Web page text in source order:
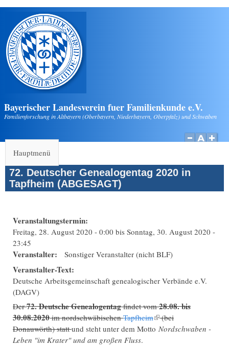
Direkt zum Inhalt
Bayerischer Landesverein fuer Familienkunde e.V.
Familienforschung in Altbayern (Oberbayern, Niederbayern, Oberpfalz) und Schwaben
Hauptmenü
72. Deutscher Genealogentag 2020 in
Tapfheim (ABGESAGT)
Veranstaltungstermin:
Freitag, 28. August 2020 - 0:00 bis Sonntag, 30. August 2020 -
23:45
Veranstalter: Sonstiger Veranstalter (nicht BLF)
Veranstalter-Text:
Deutsche Arbeitsgemeinschaft genealogischer Verbände e.V.
(DAGV)
Der72. Deutsche Genealogentagfindet vom28.08. bis
30.08.2020im nordschwäbischenTapfheim(Link ist extern)
(bei
Donauwörth) stattund steht unter dem Motto Nordschwaben -
Leben "im Krater" und am großen Fluss.